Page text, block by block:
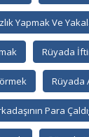
Yapmak Ve
Rüyada
Rüyada
Para